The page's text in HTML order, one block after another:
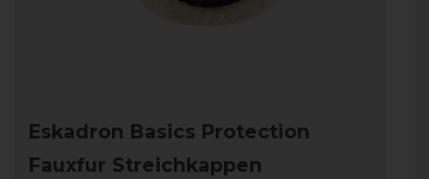
Eskadron Basics Protection
Fauxfur Streichkappen